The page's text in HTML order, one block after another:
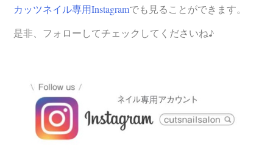
カッツネイル専用Instagramでも見ることができます。
是非、フォローしてチェックしてくださいね♪